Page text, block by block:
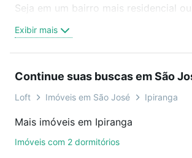
Seja em um bairro mais residencial
oferta ideal de Imóveis à venda em
Ipiranga, São José, SC para
é grátis, sem compromisso e você
mais de 46 mil corretores e
Como escolher um imóvel?
Exibir mais
Continue suas buscas em São
Loft Imóveis em São José Ipiranga
Mais imóveis em Ipiranga
Imóveis com 2 dormitórios